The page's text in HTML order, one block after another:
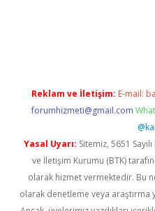
Reklam ve İletişim: E-mail:
forumhizmeti@gmail.com
Yasal Uyarı: Sitemiz, 5651
ve İletişim Kurumu (BTK)
olarak hizmet vermektedir. Bu
olarak denetleme veya araştırma